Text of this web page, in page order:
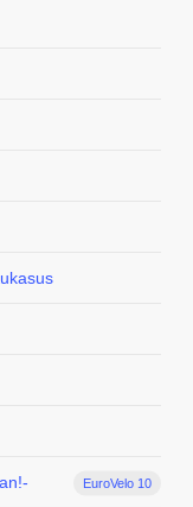
EuroVelo 10